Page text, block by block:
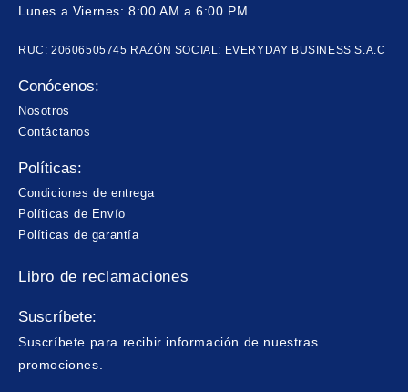
Lunes a Viernes: 8:00 AM a 6:00 PM
RUC: 20606505745 RAZÓN SOCIAL: EVERYDAY BUSINESS S.A.C
Conócenos:
Nosotros
Contáctanos
Políticas:
Condiciones de entrega
Políticas de Envío
Políticas de garantía
Libro de reclamaciones
Suscríbete:
Suscríbete para recibir información de nuestras
promociones.